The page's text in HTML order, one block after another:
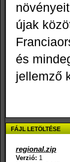
újak
és
jellemző
FÁJL LETÖLTÉSE
regional.zip
Verzió: 1